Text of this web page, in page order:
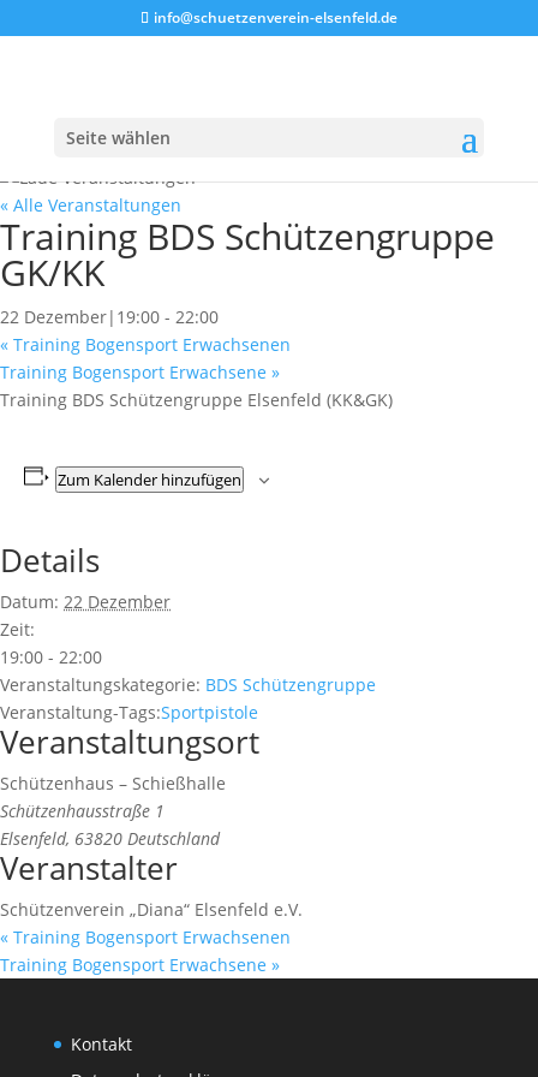
info@schuetzenverein-elsenfeld.de
Seite wählen
« Alle Veranstaltungen
Training BDS Schützengruppe
GK/KK
22 Dezember|19:00 - 22:00
« Training Bogensport Erwachsenen
Training Bogensport Erwachsene »
Training BDS Schützengruppe Elsenfeld (KK&GK)
Zum Kalender hinzufügen
Details
Datum: 22 Dezember
Zeit:
19:00 - 22:00
Veranstaltungskategorie: BDS Schützengruppe
Veranstaltung-Tags:Sportpistole
Veranstaltungsort
Schützenhaus – Schießhalle
Schützenhausstraße 1
Elsenfeld, 63820 Deutschland
Veranstalter
Schützenverein „Diana“ Elsenfeld e.V.
« Training Bogensport Erwachsenen
Training Bogensport Erwachsene »
Kontakt